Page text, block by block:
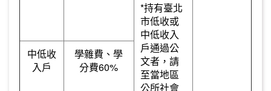
*持有臺北
市低收或
中低收入
戶通過公
文者，請
至當地區
公所社會
中低收
入戶
學雜費、學
分費60%